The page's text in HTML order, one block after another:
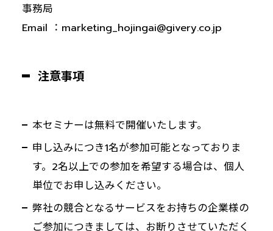
事務局
Email ：marketing_hojingai@givery.co.jp
注意事項
本セミナーは無料で開催いたします。
申し込みにつき1名が参加可能となっておりま
す。2名以上での参加を希望する場合は、個人
単位でお申し込みください。
弊社の競合となるサービスをお持ちの企業様の
ご参加につきましては、お断りさせていただく